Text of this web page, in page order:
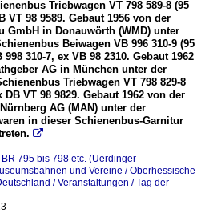
Triebwagen VT 798 589-8 (95
VT 98 9589. Gebaut 1956 von der
GmbH in Donauwörth (WMD) unter
Beiwagen VB 996 310-9 (95
998 310-7, ex VB 98 2310. Gebaut 1962
AG in München unter der
Triebwagen VT 798 829-8
DB VT 98 9829. Gebaut 1962 von der
AG (MAN) unter der
in dieser Schienenbus-Garnitur

795 bis 798 etc. (Uerdinger
und Vereine / Oberhessische
/ Veranstaltungen / Tag der